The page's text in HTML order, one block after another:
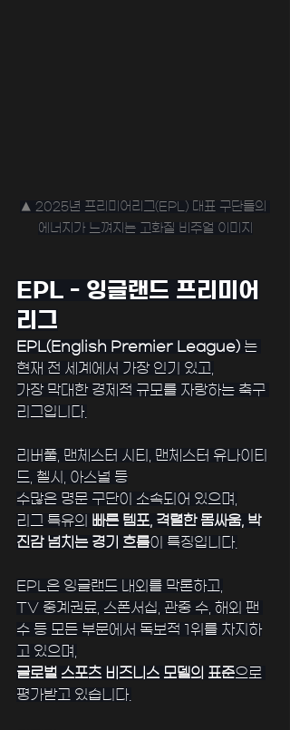
▲ 2025년 프리미어리그(EPL) 대표 구단들의
에너지가 느껴지는 고화질 비주얼 이미지
EPL - 잉글랜드 프리미어
리그
EPL(English Premier League) 는
현재 전 세계에서 가장 인기 있고,
가장 막대한 경제적 규모를 자랑하는 축구
리그입니다.
﻿리버풀, 맨체스터 시티, 맨체스터 유나이티
드, 첼시, 아스널 등
수많은 명문 구단이 소속되어 있으며,
리그 특유의 빠른 템포, 격렬한 몸싸움, 박
진감 넘치는 경기 흐름이 특징입니다.
﻿EPL은 잉글랜드 내외를 막론하고,
TV 중계권료, 스폰서십, 관중 수, 해외 팬
수 등 모든 부문에서 독보적 1위를 차지하
고 있으며,
글로벌 스포츠 비즈니스 모델의 표준으로
평가받고 있습니다.